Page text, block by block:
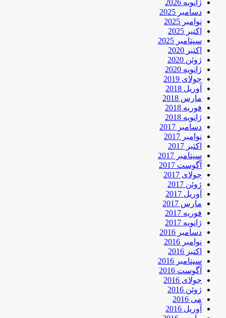
ژانویه 2026
دسامبر 2025
نوامبر 2025
اکتبر 2025
سپتامبر 2025
اکتبر 2020
ژوئن 2020
ژانویه 2020
جولای 2019
آوریل 2018
مارس 2018
فوریه 2018
ژانویه 2018
دسامبر 2017
نوامبر 2017
اکتبر 2017
سپتامبر 2017
آگوست 2017
جولای 2017
ژوئن 2017
آوریل 2017
مارس 2017
فوریه 2017
ژانویه 2017
دسامبر 2016
نوامبر 2016
اکتبر 2016
سپتامبر 2016
آگوست 2016
جولای 2016
ژوئن 2016
می 2016
آوریل 2016